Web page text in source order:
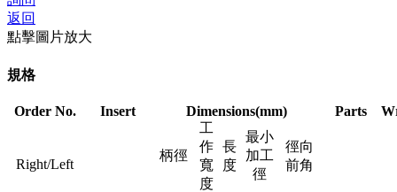
返回
點擊圖片放大
規格
Order No. Insert Dimensions(mm) Parts
Right/Left
柄徑
工
作
寬
度
長
度
最小
加工
徑
徑向
前角